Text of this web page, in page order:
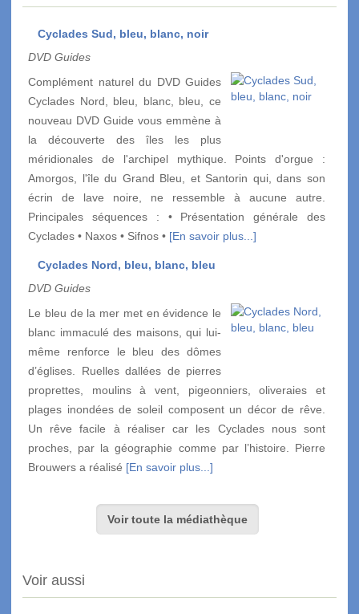
Cyclades Sud, bleu, blanc, noir
DVD Guides
Complément naturel du DVD Guides
Cyclades Nord, bleu, blanc, bleu, ce
nouveau DVD Guide vous emmène à
la découverte des îles les plus
méridionales de l'archipel mythique. Points d'orgue :
Amorgos, l'île du Grand Bleu, et Santorin qui, dans son
écrin de lave noire, ne ressemble à aucune autre.
Principales séquences : • Présentation générale des
Cyclades • Naxos • Sifnos • [En savoir plus...]
Cyclades Nord, bleu, blanc, bleu
DVD Guides
Le bleu de la mer met en évidence le
blanc immaculé des maisons, qui lui-
même renforce le bleu des dômes
d’églises. Ruelles dallées de pierres
proprettes, moulins à vent, pigeonniers, oliveraies et
plages inondées de soleil composent un décor de rêve.
Un rêve facile à réaliser car les Cyclades nous sont
proches, par la géographie comme par l’histoire. Pierre
Brouwers a réalisé [En savoir plus...]
Voir toute la médiathèque
Voir aussi